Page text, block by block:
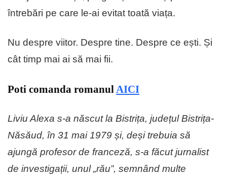
întrebări pe care le-ai evitat toată viața.
Nu despre viitor. Despre tine. Despre ce ești. Și
cât timp mai ai să mai fii.
Poti comanda romanulAICI
Liviu Alexa s-a născut la Bistrița, județul Bistrița-
Năsăud, în 31 mai 1979 și, deși trebuia să
ajungă profesor de franceză, s-a făcut jurnalist
de investigații, unul „rău”, semnând multe